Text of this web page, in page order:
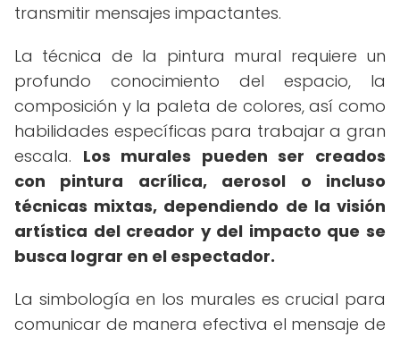
transmitir mensajes impactantes.
La técnica de la pintura mural requiere un
profundo conocimiento del espacio, la
composición y la paleta de colores, así como
habilidades específicas para trabajar a gran
escala. Los murales pueden ser creados
con pintura acrílica, aerosol o incluso
técnicas mixtas, dependiendo de la visión
artística del creador y del impacto que se
busca lograr en el espectador.
La simbología en los murales es crucial para
comunicar de manera efectiva el mensaje de